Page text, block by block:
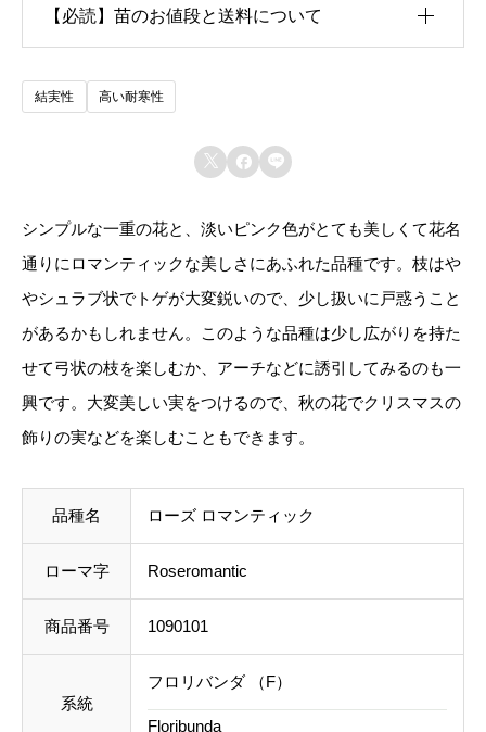
R
e
o
m
n
t
i
【必読】苗のお値段と送料について
生育状況が各苗、また季節ごとに異なるため、苗のお
値段は「概算価格」
また、送料につきましては、苗の種類、生育形態、生
ト上では未記載となっております。
ご注文後にお送りする「ご注文確定メール」にて、送
料を含めて調整した金額をお知らせいたします。送料
等に不都合ございましたら、メール到着後にキャンセ
ルを承っております。
結実性 高い耐寒性
  
シンプルな一重の花と、淡いピンク色がとても美しくて花名
通りにロマンティックな美しさにあふれた品種です。枝はや
やシュラブ状でトゲが大変鋭いので、少し扱いに戸惑うこと
があるかもしれません。このような品種は少し広がりを持た
せて弓状の枝を楽しむか、アーチなどに誘引してみるのも一
興です。大変美しい実をつけるので、秋の花でクリスマスの
飾りの実などを楽しむこともできます。
品種名 ローズ ロマンティック
ローマ字 Roseromantic
商品番号 1090101
系統
フロリバンダ （F）
Floribunda